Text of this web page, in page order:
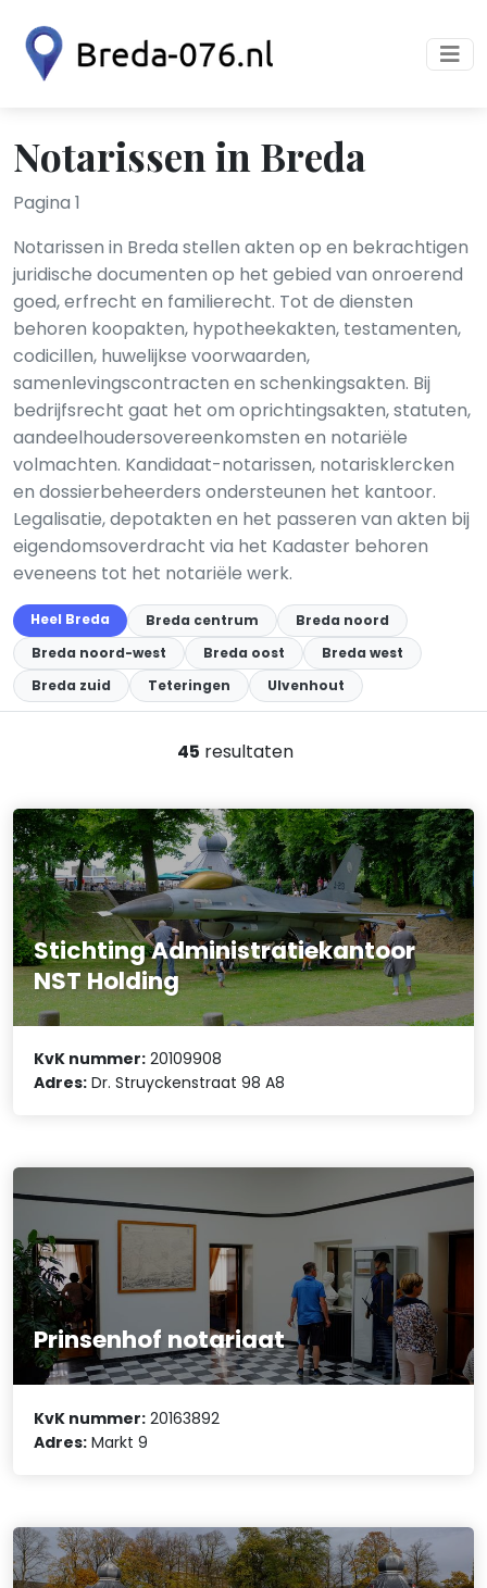
Notarissen in Breda
Pagina 1
Notarissen in Breda stellen akten op en bekrachtigen
juridische documenten op het gebied van onroerend
goed, erfrecht en familierecht. Tot de diensten
behoren koopakten, hypotheekakten, testamenten,
codicillen, huwelijkse voorwaarden,
samenlevingscontracten en schenkingsakten. Bij
bedrijfsrecht gaat het om oprichtingsakten, statuten,
aandeelhoudersovereenkomsten en notariële
volmachten. Kandidaat-notarissen, notarisklercken
en dossierbeheerders ondersteunen het kantoor.
Legalisatie, depotakten en het passeren van akten bij
eigendomsoverdracht via het Kadaster behoren
eveneens tot het notariële werk.
Heel Breda Breda centrum
Breda noord
Breda noord-west
Breda oost
Breda west
Breda zuid
Teteringen Ulvenhout
45 resultaten
Stichting Administratiekantoor
NST Holding
KvK nummer: 20109908
Adres: Dr. Struyckenstraat 98 A8
Prinsenhof notariaat
KvK nummer: 20163892
Adres: Markt 9